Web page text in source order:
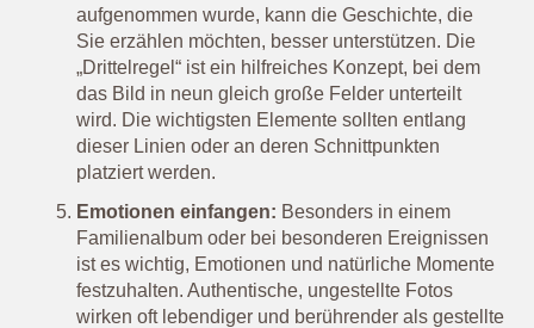
aufgenommen wurde, kann die Geschichte, die
Sie erzählen möchten, besser unterstützen. Die
„Drittelregel“ ist ein hilfreiches Konzept, bei dem
das Bild in neun gleich große Felder unterteilt
wird. Die wichtigsten Elemente sollten entlang
dieser Linien oder an deren Schnittpunkten
platziert werden.
Emotionen einfangen: Besonders in einem
Familienalbum oder bei besonderen Ereignissen
ist es wichtig, Emotionen und natürliche Momente
festzuhalten. Authentische, ungestellte Fotos
wirken oft lebendiger und berührender als gestellte